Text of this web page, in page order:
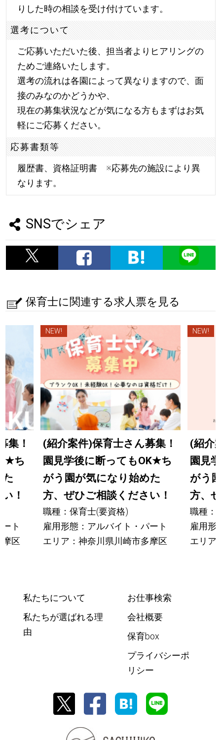
りした時の相談を受け付けています。
選考について
ご応募いただいた後、担当者よりヒアリングの
ためご連絡いたします。
選考の流れは各園によって異なりますので、面
接のみなのかどうかや、
現在の募集状況などが気になる方もまずはお気
軽にご応募ください。
応募書類等
履歴書、資格証明書 ※応募先の施設により異
なります。
SNSでシェア
保育士に関連する求人票を見る
集！
★ち
！
ト
摩区
NEW!
(紹介案件)保育士さん募集！
園見学後に断ってもOK★ち
がう園が気になり始めた
方、ぜひご相談ください！
職種：保育士(要資格)
雇用形態：アルバイト・パート
エリア：神奈川県川崎市多摩区
NEW!
(紹介
園見
がう
方、
職種：
雇用形
エリア
私たちについて
私たちが選ばれる理
由
お仕事検索
会社概要
保育box
プライバシーポ
リシー